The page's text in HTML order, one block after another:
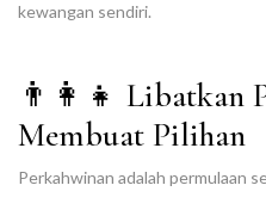
kewangan sendiri.
👨‍👩‍👧 Libatkan
Membuat Pilihan
Perkahwinan adalah permulaan